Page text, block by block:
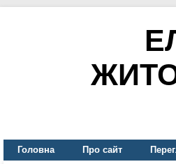
Головна Про сайт